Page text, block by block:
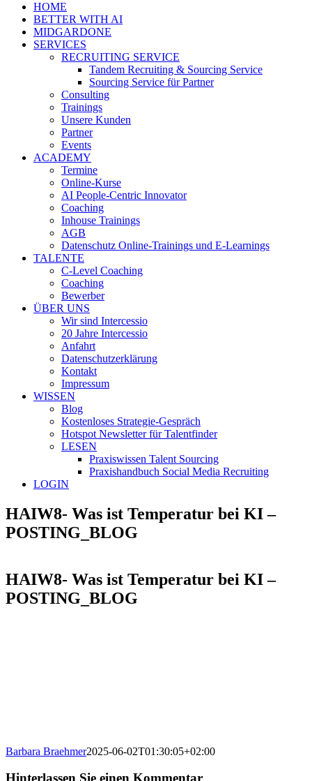
HOME
BETTER WITH AI
MIDGARDONE
SERVICES
RECRUITING SERVICE
Tandem Recruiting & Sourcing Service
Sourcing Service für Partner
Consulting
Trainings
Unsere Kunden
Partner
Events
ACADEMY
Termine
Online-Kurse
AI People-Centric Innovator
Coaching
Inhouse Trainings
AGB
Datenschutz Online-Trainings und E-Learnings
TALENTE
C-Level Coaching
Coaching
Bewerber
ÜBER UNS
Wir sind Intercessio
20 Jahre Intercessio
Anfahrt
Datenschutzerklärung
Kontakt
Impressum
WISSEN
Blog
Kostenloses Strategie-Gespräch
Hotspot Newsletter für Talentfinder
LESEN
Praxiswissen Talent Sourcing
Praxishandbuch Social Media Recruiting
LOGIN
HAIW8- Was ist Temperatur bei KI –
POSTING_BLOG
HAIW8- Was ist Temperatur bei KI –
POSTING_BLOG
Barbara Braehmer2025-06-02T01:30:05+02:00